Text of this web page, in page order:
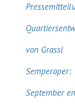
von Grassl
September